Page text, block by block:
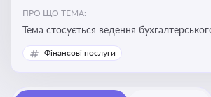
ПРО ЩО ТЕМА:
Тема стосується ведення
складання фінансової звітності
національних і міжнародних стандартів
Фінансові послуги